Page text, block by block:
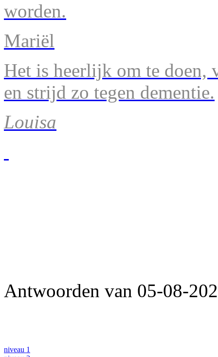
worden.
Mariël
Het is heerlijk om te doen,
en strijd zo tegen dementie.
Louisa
Antwoorden van 05-08-
niveau 1